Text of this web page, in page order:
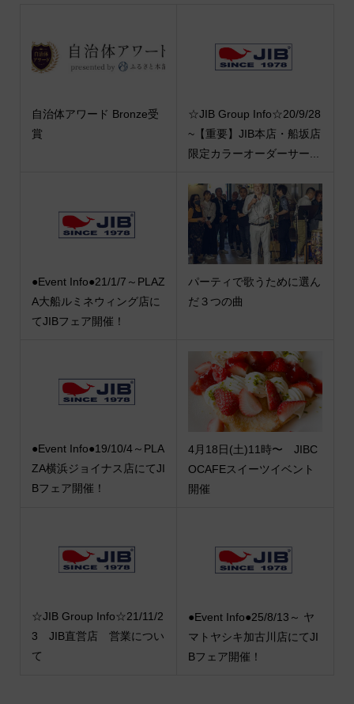
自治体アワード Bronze受
賞
☆JIB Group Info☆20/9/28
~【重要】JIB本店・船坂店
限定カラーオーダーサー...
●Event Info●21/1/7～PLAZ
A大船ルミネウィング店に
てJIBフェア開催！
パーティで歌うために選ん
だ３つの曲
●Event Info●19/10/4～PLA
ZA横浜ジョイナス店にてJI
Bフェア開催！
4月18日(土)11時〜 JIBC
OCAFEスイーツイベント
開催
☆JIB Group Info☆21/11/2
3 JIB直営店 営業につい
て
●Event Info●25/8/13～ ヤ
マトヤシキ加古川店にてJI
Bフェア開催！